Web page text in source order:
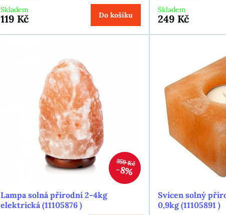
Skladem
119 Kč Do košíku
Skladem
249 Kč
359 Kč
8%
Lampa solná přírodní 2-4kg
elektrická (11105876 )
Svícen solný
0,9kg (11105891 )